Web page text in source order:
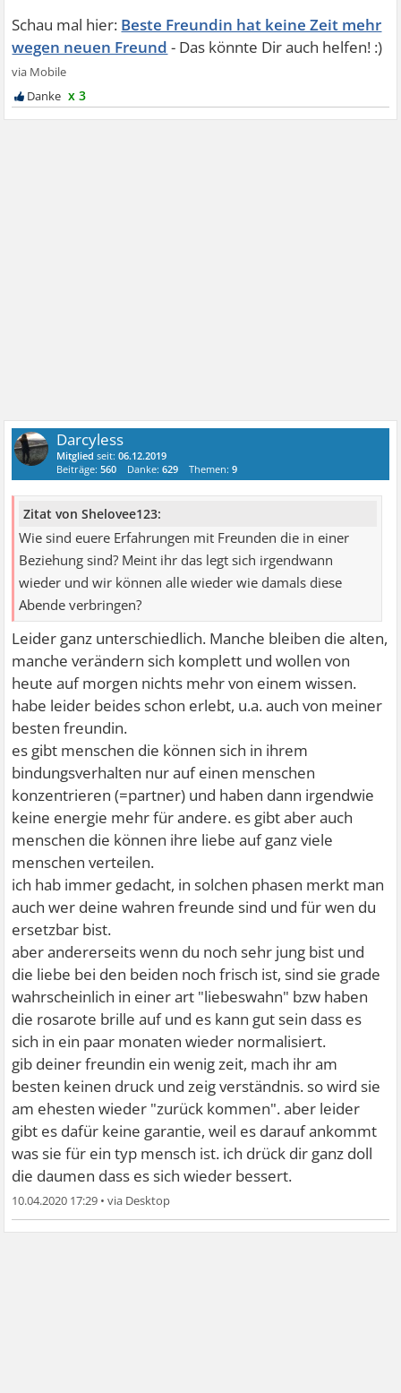
Beste Freundin hat keine Zeit mehr
wegen neuen Freund
x 3
Darcyless
Mitglied seit:06.12.2019
Beiträge:560 Danke:629 Themen:9
Zitat von Shelovee123:
Wie sind euere Erfahrungen mit Freunden die in einer
Beziehung sind? Meint ihr das legt sich irgendwann
wieder und wir können alle wieder wie damals diese
Abende verbringen?
Leider ganz unterschiedlich. Manche bleiben die alten,
manche verändern sich komplett und wollen von
heute auf morgen nichts mehr von einem wissen.
habe leider beides schon erlebt, u.a. auch von meiner
besten freundin.
es gibt menschen die können sich in ihrem
bindungsverhalten nur auf einen menschen
konzentrieren (=partner) und haben dann irgendwie
keine energie mehr für andere. es gibt aber auch
menschen die können ihre liebe auf ganz viele
menschen verteilen.
ich hab immer gedacht, in solchen phasen merkt man
auch wer deine wahren freunde sind und für wen du
ersetzbar bist.
aber andererseits wenn du noch sehr jung bist und
die liebe bei den beiden noch frisch ist, sind sie grade
wahrscheinlich in einer art "liebeswahn" bzw haben
die rosarote brille auf und es kann gut sein dass es
sich in ein paar monaten wieder normalisiert.
gib deiner freundin ein wenig zeit, mach ihr am
besten keinen druck und zeig verständnis. so wird sie
am ehesten wieder "zurück kommen". aber leider
gibt es dafür keine garantie, weil es darauf ankommt
was sie für ein typ mensch ist. ich drück dir ganz doll
die daumen dass es sich wieder bessert.
10.04.2020 17:29 •